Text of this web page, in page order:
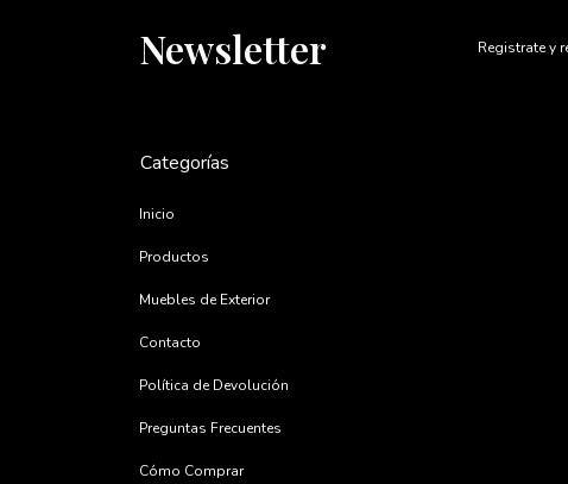
Newsletter Registrate y
Categorías
Inicio
Productos
Muebles de Exterior
Contacto
Política de Devolución
Preguntas Frecuentes
Cómo Comprar